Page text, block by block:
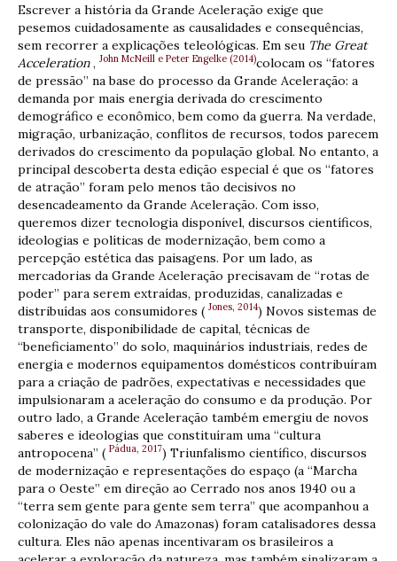
Escrever a história da Grande Aceleração exige que
pesemos cuidadosamente as causalidades e consequências,
sem recorrer a explicações teleológicas. Em seu The Great
Acceleration, John McNeill e Peter Engelke (2014)colocam os “fatores
de pressão” na base do processo da Grande Aceleração: a
demanda por mais energia derivada do crescimento
demográfico e econômico, bem como da guerra. Na verdade,
migração, urbanização, conflitos de recursos, todos parecem
derivados do crescimento da população global. No entanto, a
principal descoberta desta edição especial é que os “fatores
de atração” foram pelo menos tão decisivos no
desencadeamento da Grande Aceleração. Com isso,
queremos dizer tecnologia disponível, discursos científicos,
ideologias e políticas de modernização, bem como a
percepção estética das paisagens. Por um lado, as
mercadorias da Grande Aceleração precisavam de “rotas de
poder” para serem extraídas, produzidas, canalizadas e
distribuídas aos consumidores ( Jones, 2014) Novos sistemas de
transporte, disponibilidade de capital, técnicas de
“beneficiamento” do solo, maquinários industriais, redes de
energia e modernos equipamentos domésticos contribuíram
para a criação de padrões, expectativas e necessidades que
impulsionaram a aceleração do consumo e da produção. Por
outro lado, a Grande Aceleração também emergiu de novos
saberes e ideologias que constituíram uma “cultura
antropocena” ( Pádua, 2017) Triunfalismo científico, discursos
de modernização e representações do espaço (a “Marcha
para o Oeste” em direção ao Cerrado nos anos 1940 ou a
“terra sem gente para gente sem terra” que acompanhou a
colonização do vale do Amazonas) foram catalisadores dessa
cultura. Eles não apenas incentivaram os brasileiros a